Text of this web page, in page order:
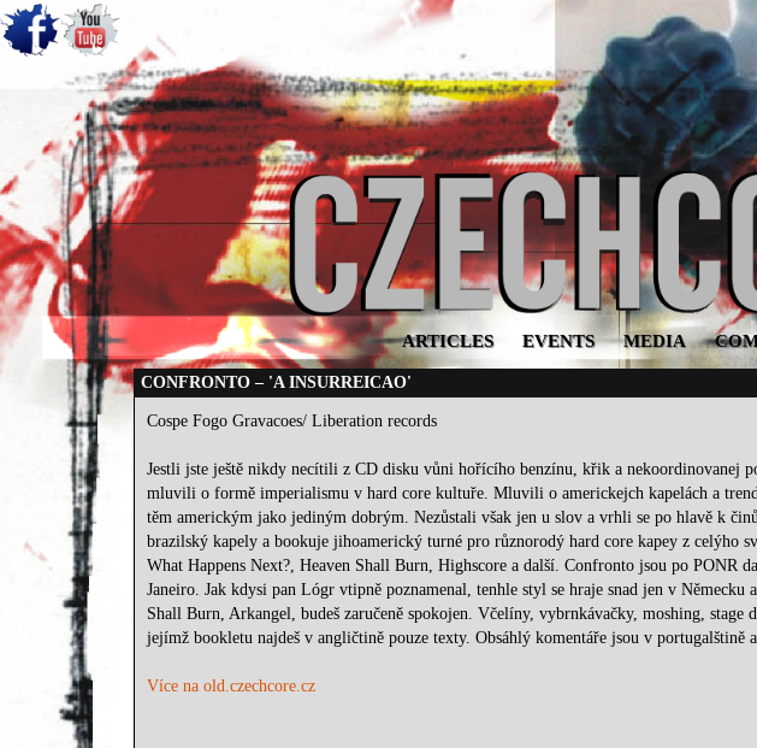
ARTICLES EVENTS MEDIA
CONFRONTO – 'A INSURREICAO'
Cospe Fogo Gravacoes/ Liberation records
Jestli jste ještě nikdy necítili z CD disku vůni hořícího benzínu, křik a nekoordinovanej
mluvili o formě imperialismu v hard core kultuře. Mluvili o americkejch kapelách a
těm americkým jako jediným dobrým. Nezůstali však jen u slov a vrhli se po hlavě k
brazilský kapely a bookuje jihoamerický turné pro různorodý hard core kapey z celýho
What Happens Next?, Heaven Shall Burn, Highscore a další. Confronto jsou po PONR
Janeiro. Jak kdysi pan Lógr vtipně poznamenal, tenhle styl se hraje snad jen v
Shall Burn, Arkangel, budeš zaručeně spokojen. Včelíny, vybrnkávačky, moshing,
jejímž bookletu najdeš v angličtině pouze texty. Obsáhlý komentáře jsou v portugalštině
Více na old.czechcore.cz